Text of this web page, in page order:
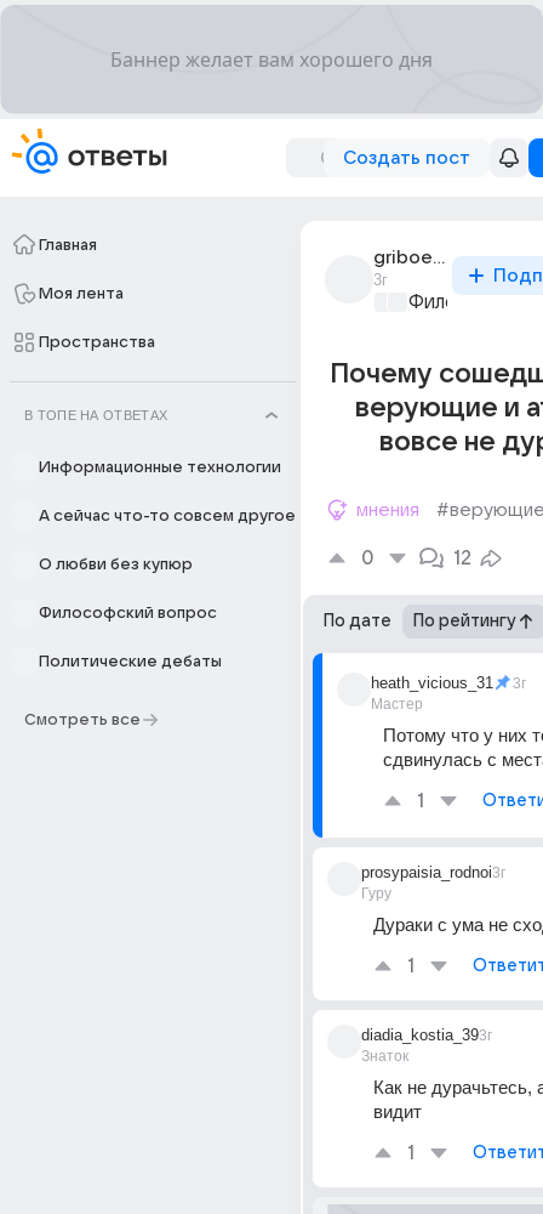
Создать пост
Главная
Моя лента
Пространства
В ТОПЕ НА ОТВЕТАХ
Информационные технологии
А сейчас что-то совсем другое
О любви без купюр
Философский вопрос
Политические дебаты
Смотреть все
griboed_10
3г
Философский
Почему
верующие и
вовсе не
мнения
0 12
По дате По рейтингу
heath_vicious_31
Мастер
3г
Потому что у них
сдвинулась с
1
prosypaisia_rodnoi
Гуру
3г
Дураки с ума не
1
diadia_kostia_39
Знаток
3г
Как не дурачьтесь,
видит
1